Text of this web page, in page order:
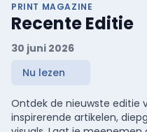
PRINT MAGAZINE
Recente Editie
30 juni 2026
Nu lezen
Ontdek de nieuwste editie
inspirerende artikelen,